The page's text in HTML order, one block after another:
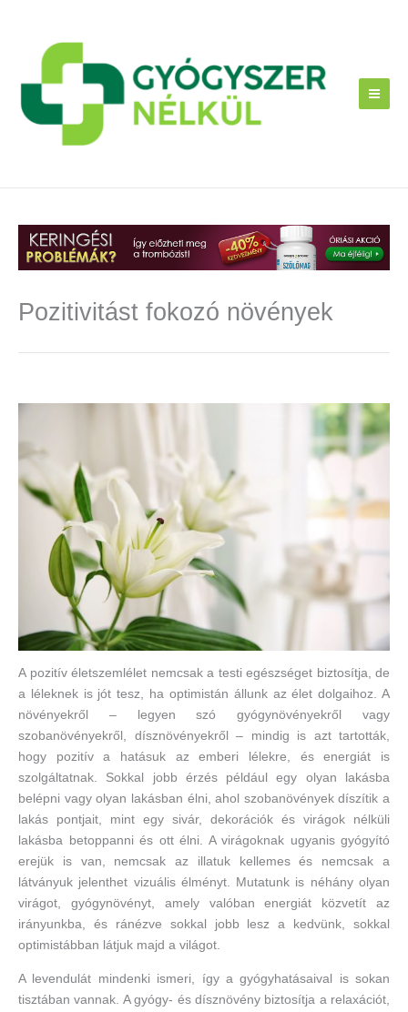
Pozitivitást fokozó növények
A pozitív életszemlélet nemcsak a testi egészséget biztosítja, de
a léleknek is jót tesz, ha optimistán állunk az élet dolgaihoz. A
növényekről – legyen szó gyógynövényekről vagy
szobanövényekről, dísznövényekről – mindig is azt tartották,
hogy pozitív a hatásuk az emberi lélekre, és energiát is
szolgáltatnak. Sokkal jobb érzés például egy olyan lakásba
belépni vagy olyan lakásban élni, ahol szobanövények díszítik a
lakás pontjait, mint egy sivár, dekorációk és virágok nélküli
lakásba betoppanni és ott élni. A virágoknak ugyanis gyógyító
erejük is van, nemcsak az illatuk kellemes és nemcsak a
látványuk jelenthet vizuális élményt. Mutatunk is néhány olyan
virágot, gyógynövényt, amely valóban energiát közvetít az
irányunkba, és ránézve sokkal jobb lesz a kedvünk, sokkal
optimistábban látjuk majd a világot.
A levendulát mindenki ismeri, így a gyógyhatásaival is sokan
tisztában vannak. A gyógy- és dísznövény biztosítja a relaxációt,